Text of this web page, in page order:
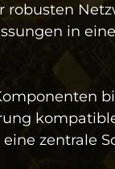
robusten
in
zentrale